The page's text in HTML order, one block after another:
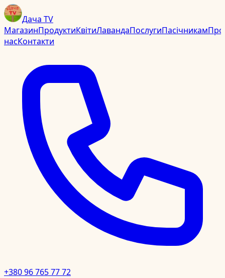
Дача TV
МагазинПродуктиКвітиЛавандаПослугиПасічникамПро
насКонтакти
+380 96 765 77 72